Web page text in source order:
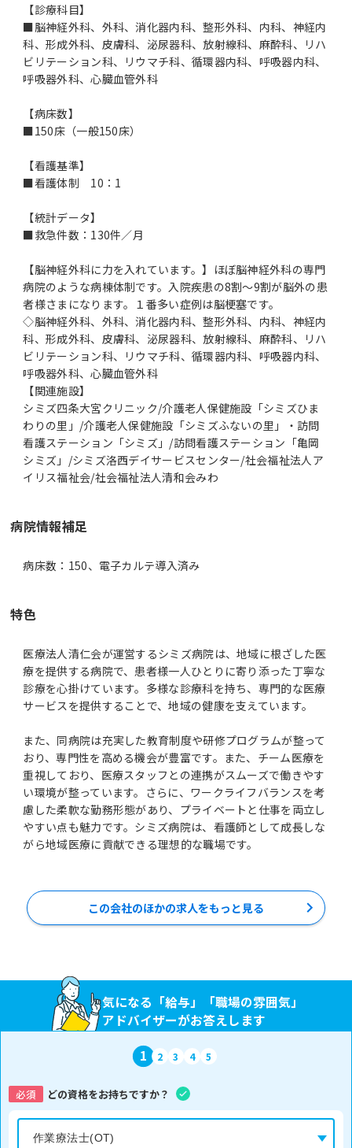
【診療科目】
■脳神経外科、外科、消化器内科、整形外科、内科、神経内
科、形成外科、皮膚科、泌尿器科、放射線科、麻酔科、リハ
ビリテーション科、リウマチ科、循環器内科、呼吸器内科、
呼吸器外科、心臓血管外科
【病床数】
■150床（一般150床）
【看護基準】
■看護体制 10：1
【統計データ】
■救急件数：130件／月
【脳神経外科に力を入れています。】ほぼ脳神経外科の専門
病院のような病棟体制です。入院疾患の8割～9割が脳外の患
者様さまになります。１番多い症例は脳梗塞です。
◇脳神経外科、外科、消化器内科、整形外科、内科、神経内
科、形成外科、皮膚科、泌尿器科、放射線科、麻酔科、リハ
ビリテーション科、リウマチ科、循環器内科、呼吸器内科、
呼吸器外科、心臓血管外科
【関連施設】
シミズ四条大宮クリニック/介護老人保健施設「シミズひま
わりの里」/介護老人保健施設「シミズふないの里」・訪問
看護ステーション「シミズ」/訪問看護ステーション「亀岡
シミズ」/シミズ洛西デイサービスセンター/社会福祉法人ア
イリス福祉会/社会福祉法人清和会みわ
病院情報補足
病床数：150、電子カルテ導入済み
特色
医療法人清仁会が運営するシミズ病院は、地域に根ざした医
療を提供する病院で、患者様一人ひとりに寄り添った丁寧な
診療を心掛けています。多様な診療科を持ち、専門的な医療
サービスを提供することで、地域の健康を支えています。
また、同病院は充実した教育制度や研修プログラムが整って
おり、専門性を高める機会が豊富です。また、チーム医療を
重視しており、医療スタッフとの連携がスムーズで働きやす
い環境が整っています。さらに、ワークライフバランスを考
慮した柔軟な勤務形態があり、プライベートと仕事を両立し
やすい点も魅力です。シミズ病院は、看護師として成長しな
がら地域医療に貢献できる理想的な職場です。
この会社のほかの求人をもっと見る
気になる「給与」「職場の雰囲気」
アドバイザーがお答えします
1 2 3 4 5
必須 どの資格をお持ちですか？